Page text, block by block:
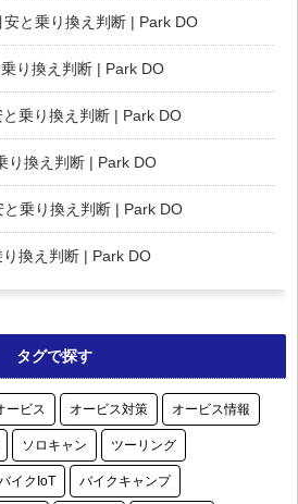
と乗り換え判断 | Park DO
り換え判断 | Park DO
乗り換え判断 | Park DO
り換え判断 | Park DO
乗り換え判断 | Park DO
換え判断 | Park DO
タグで探す
ービス オービス対策 オービス情報
ソロキャン ツーリング
イクIoT バイクキャンプ